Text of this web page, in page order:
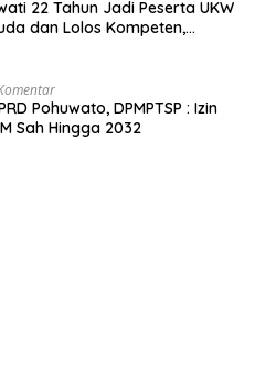
22 Tahun Jadi Peserta UKW
dan Lolos Kompeten,
Pohuwato, DPMPTSP : Izin
Sah Hingga 2032